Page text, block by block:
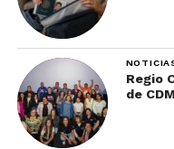
5. Por su
Regio
de